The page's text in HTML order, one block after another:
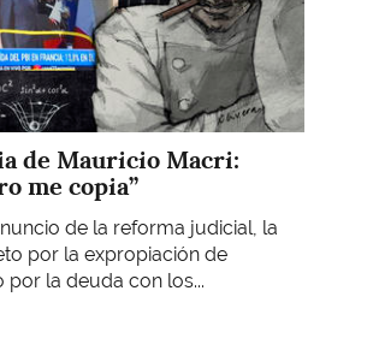
de Mauricio Macri:
me copia”
de la reforma judicial, la
por la expropiación de
por la deuda con los...